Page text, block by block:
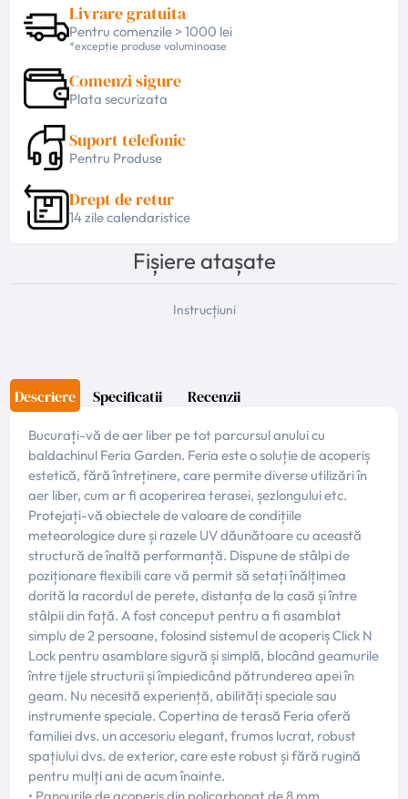
Livrare gratuita
Pentru comenzile > 1000 lei
*excepție produse voluminoase
Comenzi sigure
Plata securizata
Suport telefonic
Pentru Produse
Drept de retur
14 zile calendaristice
Fișiere atașate
Instrucțiuni
Descriere Specificatii Recenzii
Bucurați-vă de aer liber pe tot parcursul anului cu
baldachinul Feria Garden. Feria este o soluție de acoperiș
estetică, fără întreținere, care permite diverse utilizări în
aer liber, cum ar fi acoperirea terasei, șezlongului etc.
Protejați-vă obiectele de valoare de condițiile
meteorologice dure și razele UV dăunătoare cu această
structură de înaltă performanță. Dispune de stâlpi de
poziționare flexibili care vă permit să setați înălțimea
dorită la racordul de perete, distanța de la casă și între
stâlpii din față. A fost conceput pentru a fi asamblat
simplu de 2 persoane, folosind sistemul de acoperiș Click N
Lock pentru asamblare sigură și simplă, blocând geamurile
între tijele structurii și împiedicând pătrunderea apei în
geam. Nu necesită experiență, abilități speciale sau
instrumente speciale. Copertina de terasă Feria oferă
familiei dvs. un accesoriu elegant, frumos lucrat, robust
spațiului dvs. de exterior, care este robust și fără rugină
pentru mulți ani de acum înainte.